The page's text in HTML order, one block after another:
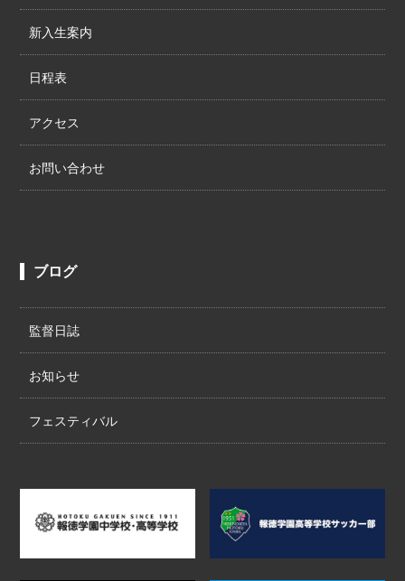
新入生案内
日程表
アクセス
お問い合わせ
ブログ
監督日誌
お知らせ
フェスティバル